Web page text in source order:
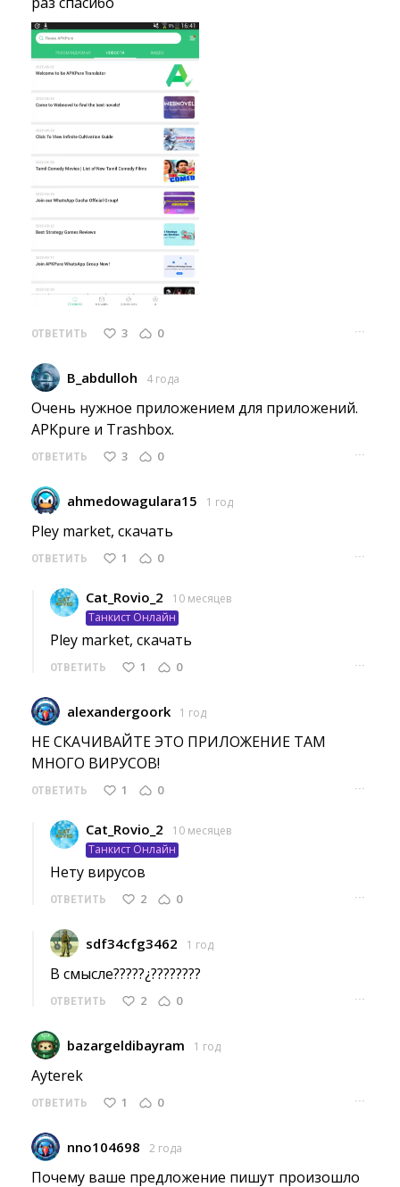
ОТВЕТИТЬ 3 0 ···
B_abdulloh 4 года
Очень нужное приложением для приложений.
APKpure и Trashbox.
ОТВЕТИТЬ 3 0 ···
ahmedowagulara15 1 год
Pley market, скачать
ОТВЕТИТЬ 1 0 ···
Cat_Rovio_2
10 месяцев
Танкист Онлайн
Pley market, скачать
ОТВЕТИТЬ 1 0 ···
alexandergoork 1 год
НЕ СКАЧИВАЙТЕ ЭТО ПРИЛОЖЕНИЕ ТАМ
МНОГО ВИРУСОВ!
ОТВЕТИТЬ 1 0 ···
Cat_Rovio_2
10 месяцев
Танкист Онлайн
Нету вирусов
ОТВЕТИТЬ 2 0 ···
sdf34cfg3462 1 год
В смысле?????¿????????
ОТВЕТИТЬ 2 0 ···
bazargeldibayram 1 год
Ayterek
ОТВЕТИТЬ 1 0 ···
nno104698 2 года
Почему ваше предложение пишут произошло